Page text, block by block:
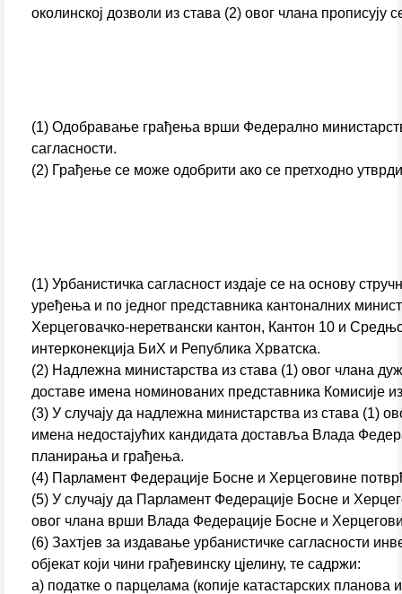
околинској дозволи из става (2) овог члана
(1) Одобравање грађења врши Федерално
сагласности.
(2) Грађење се може одобрити ако се претходно
(1) Урбанистичка сагласност издаје се на основу
уређења и по једног представника кантоналних
Херцеговачко-неретвански кантон, Кантон 10 и
интерконекција БиХ и Република Хрватска.
(2) Надлежна министарства из става (1) овог члана
доставе имена номинованих представника Комисије
(3) У случају да надлежна министарства из става (1)
имена недостајућих кандидата доставља Влада
планирања и грађења.
(4) Парламент Федерације Босне и Херцеговине
(5) У случају да Парламент Федерације Босне и
овог члана врши Влада Федерације Босне и
(6) Захтјев за издавање урбанистичке сагласности
објекат који чини грађевинску цјелину, те садржи:
а) податке о парцелама (копије катастарских планова